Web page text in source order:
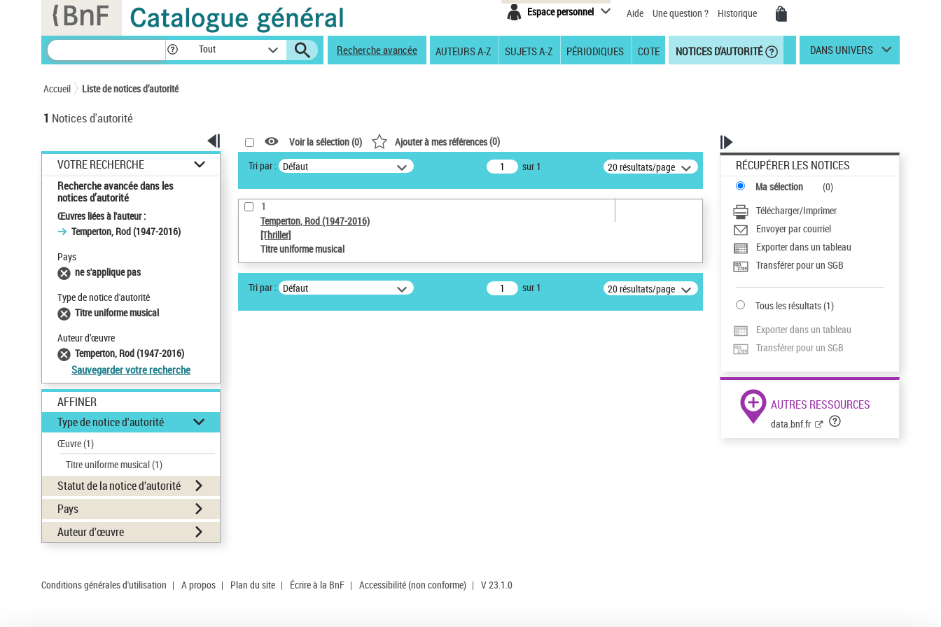
Espace personnel Aide Une question ? Historique
Tout Recherche avancée AUTEURS A-Z SUJETS A-Z PÉRIODIQUES COTE NOTICES D'AUTORITÉ DANS UNIVERS
Accueil Liste de notices d’autorité
1 Notices d'autorité
VOTRE RECHERCHE
Recherche avancée dans les
notices d’autorité
Œuvres liées à l'auteur :
Temperton, Rod (1947-2016)
Pays
ne s'applique pas
Type de notice d'autorité
Titre uniforme musical
Auteur d’œuvre
Temperton, Rod (1947-2016)
Sauvegarder votre recherche
AFFINER
Type de notice d'autorité
Œuvre(1)
Titre uniforme musical(1)
Statut de la notice d’autorité
Pays
Auteur d’œuvre
Voir la sélection (0) Ajouter à mes références(0)
Tri par : Défaut sur 1 20 résultats/page
1
Temperton, Rod (1947-2016)
[Thriller]
Titre uniforme musical
Tri par : Défaut sur 1 20 résultats/page
RÉCUPÉRER LES NOTICES
Ma sélection (0)
Télécharger/Imprimer
Envoyer par courriel
Exporter dans un tableau
Transférer pour un SGB
Tous les résultats(1)
Exporter dans un tableau
Transférer pour un SGB
AUTRES RESSOURCES
data.bnf.fr
Conditions générales d'utilisation | A propos | Plan du site | Écrire à la BnF | Accessibilité (non conforme) | V 23.1.0
Panneau de gestion des cookies